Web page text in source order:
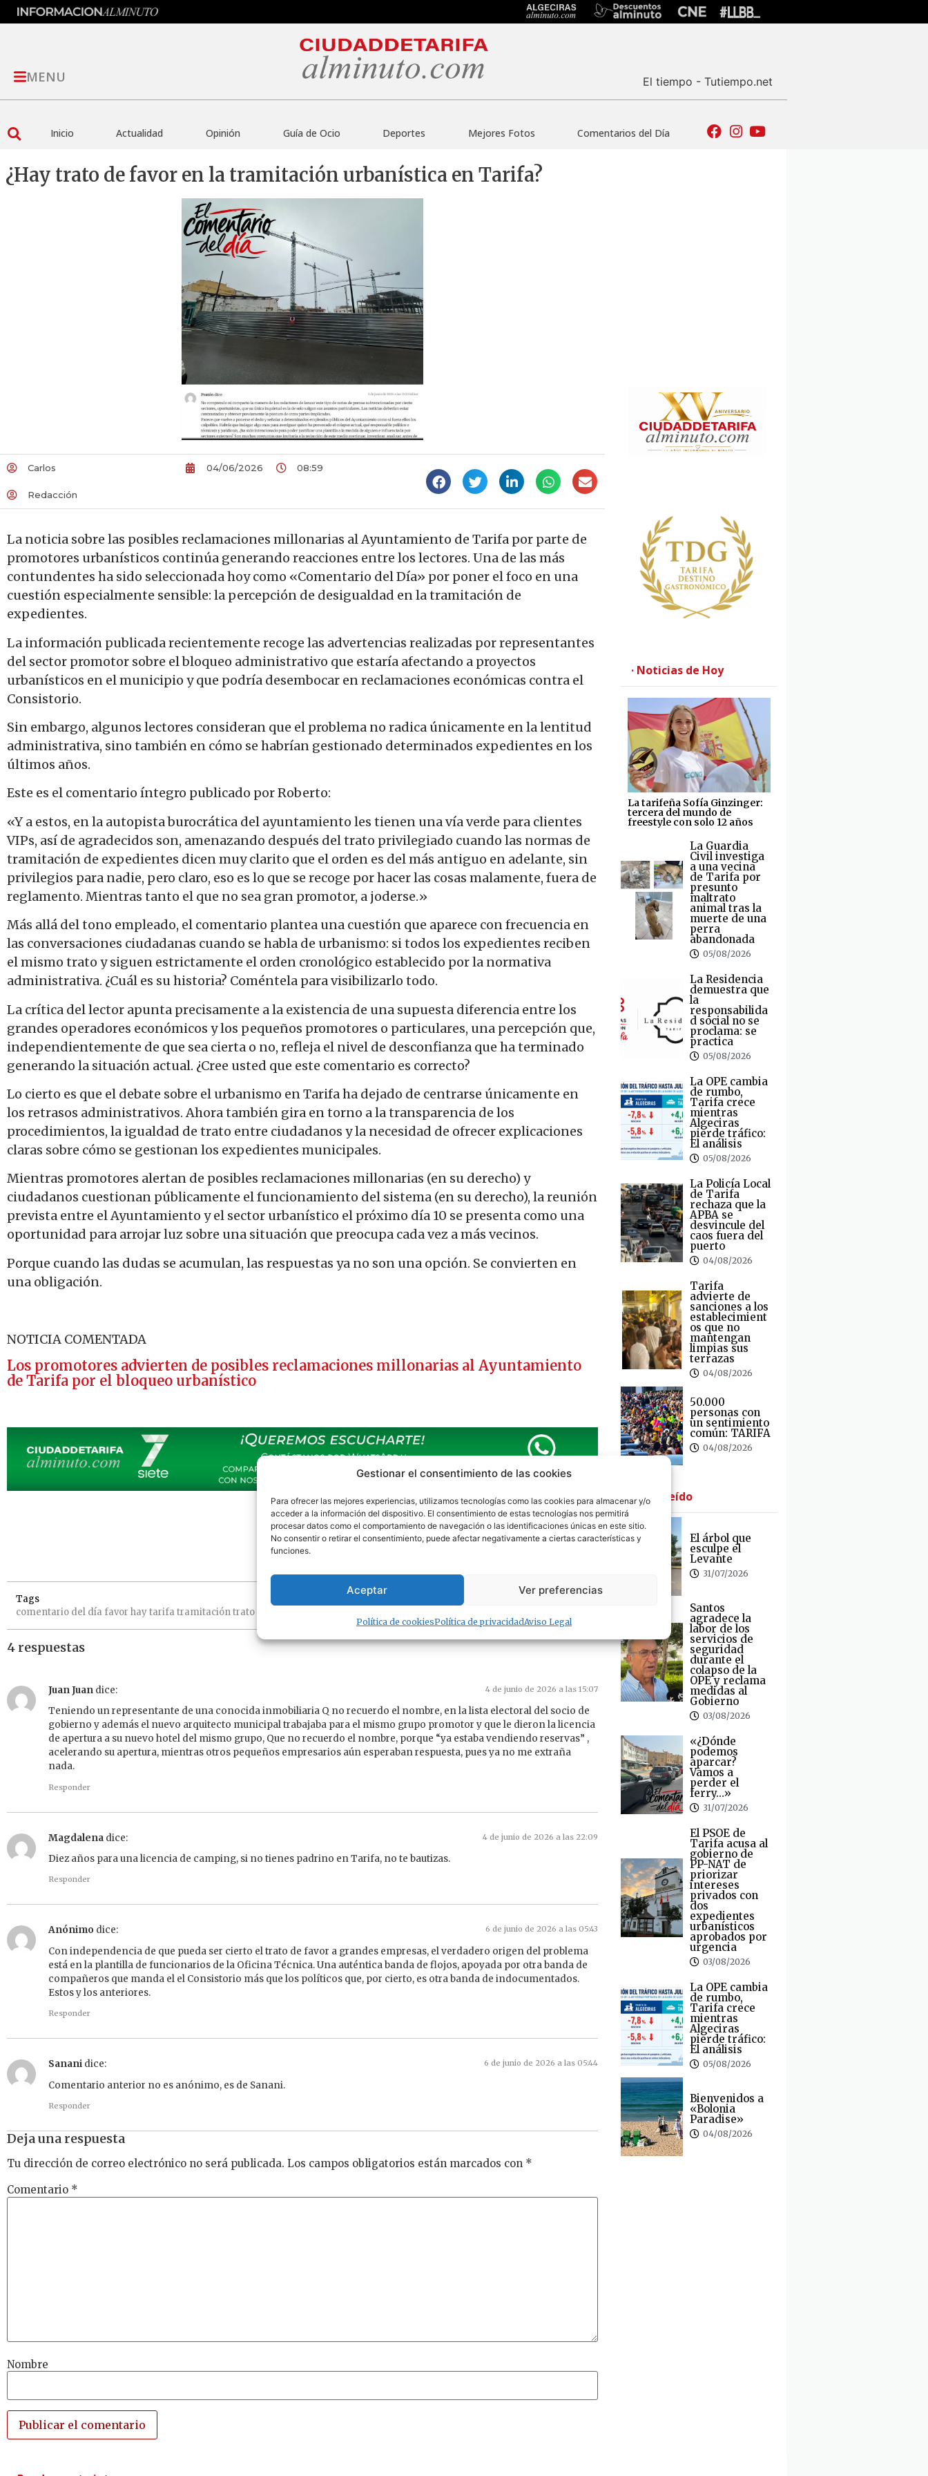
Gestionar el consentimiento de las cookies
Para ofrecer las mejores experiencias, utilizamos tecnologías como las cookies para almacenar y/o
acceder a la información del dispositivo. El consentimiento de estas tecnologías nos permitirá
procesar datos como el comportamiento de navegación o las identificaciones únicas en este sitio.
No consentir o retirar el consentimiento, puede afectar negativamente a ciertas características y
funciones.
Aceptar Ver preferencias
Política de cookiesPolítica de privacidadAviso Legal
MENU El tiempo - Tutiempo.net
Inicio Actualidad Opinión Guía de Ocio Deportes Mejores Fotos Comentarios del Día
¿Hay trato de favor en la tramitación urbanística en Tarifa?
Carlos
Redacción
04/06/2026 08:59
La noticia sobre las posibles reclamaciones millonarias al Ayuntamiento de Tarifa por parte de
promotores urbanísticos continúa generando reacciones entre los lectores. Una de las más
contundentes ha sido seleccionada hoy como «Comentario del Día» por poner el foco en una
cuestión especialmente sensible: la percepción de desigualdad en la tramitación de
expedientes.
La información publicada recientemente recoge las advertencias realizadas por representantes
del sector promotor sobre el bloqueo administrativo que estaría afectando a proyectos
urbanísticos en el municipio y que podría desembocar en reclamaciones económicas contra el
Consistorio.
Sin embargo, algunos lectores consideran que el problema no radica únicamente en la lentitud
administrativa, sino también en cómo se habrían gestionado determinados expedientes en los
últimos años.
Este es el comentario íntegro publicado por Roberto:
«Y a estos, en la autopista burocrática del ayuntamiento les tienen una vía verde para clientes
VIPs, así de agradecidos son, amenazando después del trato privilegiado cuando las normas de
tramitación de expedientes dicen muy clarito que el orden es del más antiguo en adelante, sin
privilegios para nadie, pero claro, eso es lo que se recoge por hacer las cosas malamente, fuera de
reglamento. Mientras tanto el que no sea gran promotor, a joderse.»
Más allá del tono empleado, el comentario plantea una cuestión que aparece con frecuencia en
las conversaciones ciudadanas cuando se habla de urbanismo: si todos los expedientes reciben
el mismo trato y siguen estrictamente el orden cronológico establecido por la normativa
administrativa. ¿Cuál es su historia? Coméntela para visibilizarlo todo.
La crítica del lector apunta precisamente a la existencia de una supuesta diferencia entre los
grandes operadores económicos y los pequeños promotores o particulares, una percepción que,
independientemente de que sea cierta o no, refleja el nivel de desconfianza que ha terminado
generando la situación actual. ¿Cree usted que este comentario es correcto?
Lo cierto es que el debate sobre el urbanismo en Tarifa ha dejado de centrarse únicamente en
los retrasos administrativos. Ahora también gira en torno a la transparencia de los
procedimientos, la igualdad de trato entre ciudadanos y la necesidad de ofrecer explicaciones
claras sobre cómo se gestionan los expedientes municipales.
Mientras promotores alertan de posibles reclamaciones millonarias (en su derecho) y
ciudadanos cuestionan públicamente el funcionamiento del sistema (en su derecho), la reunión
prevista entre el Ayuntamiento y el sector urbanístico el próximo día 10 se presenta como una
oportunidad para arrojar luz sobre una situación que preocupa cada vez a más vecinos.
Porque cuando las dudas se acumulan, las respuestas ya no son una opción. Se convierten en
una obligación.
NOTICIA COMENTADA
Los promotores advierten de posibles reclamaciones millonarias al Ayuntamiento
de Tarifa por el bloqueo urbanístico
Tags
comentario del día favor haytarifa tramitacióntrato
4 respuestas
Juan Juan dice: 4 de junio de 2026 a las 15:07
Teniendo un representante de una conocida inmobiliaria Q no recuerdo el nombre, en la lista electoral del socio de
gobierno y además el nuevo arquitecto municipal trabajaba para el mismo grupo promotor y que le dieron la licencia
de apertura a su nuevo hotel del mismo grupo, Que no recuerdo el nombre, porque “ya estaba vendiendo reservas” ,
acelerando su apertura, mientras otros pequeños empresarios aún esperaban respuesta, pues ya no me extraña
nada.
Responder
Magdalena dice: 4 de junio de 2026 a las 22:09
Diez años para una licencia de camping, si no tienes padrino en Tarifa, no te bautizas.
Responder
Anónimo dice: 6 de junio de 2026 a las 05:43
Con independencia de que pueda ser cierto el trato de favor a grandes empresas, el verdadero origen del problema
está en la plantilla de funcionarios de la Oficina Técnica. Una auténtica banda de flojos, apoyada por otra banda de
compañeros que manda el el Consistorio más que los políticos que, por cierto, es otra banda de indocumentados.
Estos y los anteriores.
Responder
Sanani dice: 6 de junio de 2026 a las 05:44
Comentario anterior no es anónimo, es de Sanani.
Responder
Deja una respuesta
Tu dirección de correo electrónico no será publicada. Los campos obligatorios están marcados con *
Comentario *
Nombre
· Noticias de Hoy
La tarifeña Sofía Ginzinger:
tercera del mundo de
freestyle con solo 12 años
La Guardia
Civil investiga
a una vecina
de Tarifa por
presunto
maltrato
animal tras la
muerte de una
perra
abandonada
05/08/2026
La Residencia
demuestra que
la
responsabilida
d social no se
proclama: se
practica
05/08/2026
La OPE cambia
de rumbo,
Tarifa crece
mientras
Algeciras
pierde tráfico:
El análisis
05/08/2026
La Policía Local
de Tarifa
rechaza que la
APBA se
desvincule del
caos fuera del
puerto
04/08/2026
Tarifa
advierte de
sanciones a los
establecimient
os que no
mantengan
limpias sus
terrazas
04/08/2026
50.000
personas con
un sentimiento
común: TARIFA
04/08/2026
· Lo + Leído
El árbol que
esculpe el
Levante
31/07/2026
Santos
agradece la
labor de los
servicios de
seguridad
durante el
colapso de la
OPE y reclama
medidas al
Gobierno
03/08/2026
«¿Dónde
podemos
aparcar?
Vamos a
perder el
ferry…»
31/07/2026
El PSOE de
Tarifa acusa al
gobierno de
PP-NAT de
priorizar
intereses
privados con
dos
expedientes
urbanísticos
aprobados por
urgencia
03/08/2026
La OPE cambia
de rumbo,
Tarifa crece
mientras
Algeciras
pierde tráfico:
El análisis
05/08/2026
Bienvenidos a
«Bolonia
Paradise»
04/08/2026